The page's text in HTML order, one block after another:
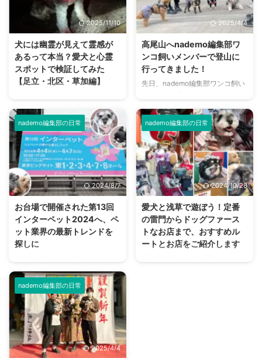
2025/11/10
犬には幽霊が見えて霊感が
あるって本当？愛犬と心霊
スポットで検証してみた
【足立・北区・草加編】
いて唸りだしたり吠えたりした！
このようなことを経験をしたり見
たことがある方は、多いのではな
いでしょうか？ 「まさか…何かが
見えている？…」 これは検証して
みたいと思い、nademo編集部の
ワンコと一緒に心霊スポットに行
ってみることにしました。 夏の
暑さを吹き飛ばす、背筋がゾッと
冷えてしまいそうな企画を決行し
ます。 ワンコには幽霊が見える
のか 古来より犬には幽霊が見え
るとか、亡くなったワンコが守護
な話が尽きない動物です。 では
ワンコに人間には見え ...
2025/4/4
高尾山へnademo編集部ワ
ンコ飼いメンバーで登山に
行ってきました！
先日、nademo編集部ワンコ飼い
た！ 登ったのは観光客からの登
山者も多く、令和2年に日本遺産
に認定された東京都八王子市にあ
る「高尾山」。 私以外のメンバ
ーは登山経験者でしたが、ワンコ
と行くのは初めてとのこと。 高
尾山や、山を駆け登るワンコたち
の一日をレポートします！ 東京
都八王子市の高尾山 高尾山は東
京都八王子市にある標高599mの
山で、富士山の6分の1ほどの高
さ。 日本国内で登山ができる山
の中でも、登りやすさから非常に
nademo編集部の日常
2024/8/7
お台場で開催された第13回
インターペット2024へ、ペ
ット業界の最新トレンドを
探しに
ビッグサイトで開催されたペット
の祭典「インターペット」に参加
してきました。 朝、開始時間に
行ったものの入り口は長蛇の列。
多くの来場者に混じってわんこや
ニャンコもたくさん来ていた、大
盛況イベントのレポートをお届け
します。 インターペットとは ペ
nademo編集部の日常
2024/10/28
愛犬と浅草で遊ぼう！定番
の雷門からドッグファース
トなお店まで、おすすめル
ートとお店をご紹介します
nademo編集部の日常
2025/4/4